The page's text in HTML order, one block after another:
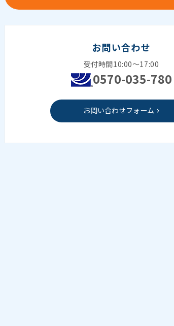
お問い合わせ
受付時間10:00～17:00
0570-035-780
お問い合わせフォーム